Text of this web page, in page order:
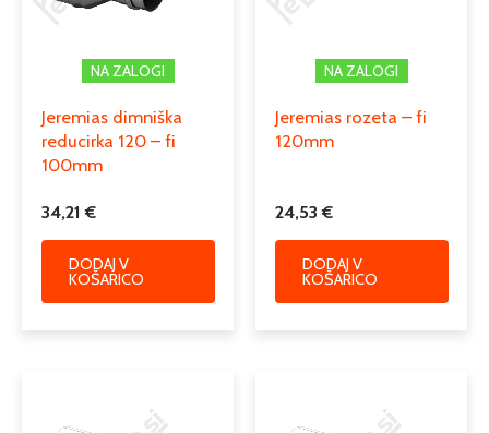
Podkategorija3
dimniški prehodni in diletacijski
NA ZALOGI
Jeremias dimniška
reducirka 120 – fi
100mm
34,21€
DODAJ V
KOŠARICO
NA ZALOGI
Jeremias rozeta – fi
120mm
24,53€
DODAJ V
KOŠARICO